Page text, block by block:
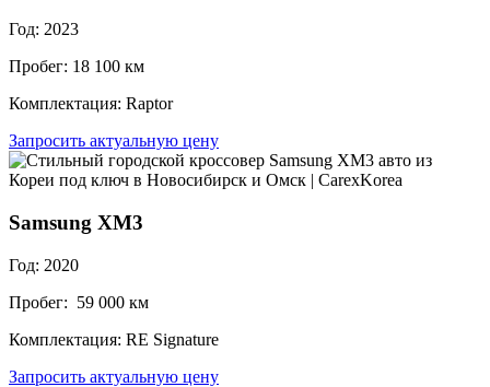
Год: 2023
Пробег: 18 100 км
Комплектация: Raptor
Запросить актуальную цену
Samsung XM3
Год: 2020
Пробег: 59 000 км
Комплектация: RE Signature
Запросить актуальную цену